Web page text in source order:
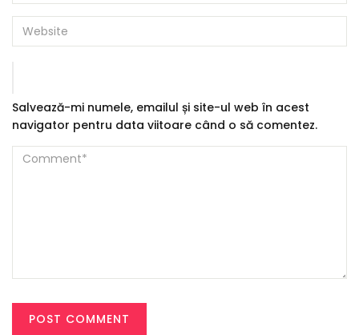
Salvează-mi numele, emailul și site-ul web în acest
navigator pentru data viitoare când o să comentez.